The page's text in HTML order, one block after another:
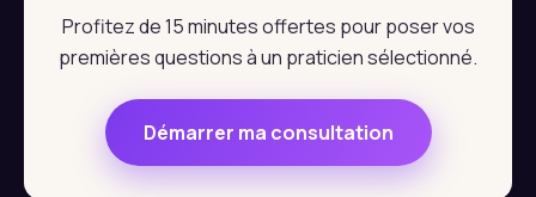
Profitez de 15 minutes offertes pour poser vos
premières questions à un praticien sélectionné.
Démarrer ma consultation